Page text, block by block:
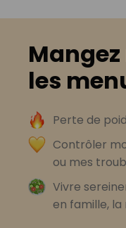
les
Perte de
Contrôler
ou mes
Vivre
en famille,